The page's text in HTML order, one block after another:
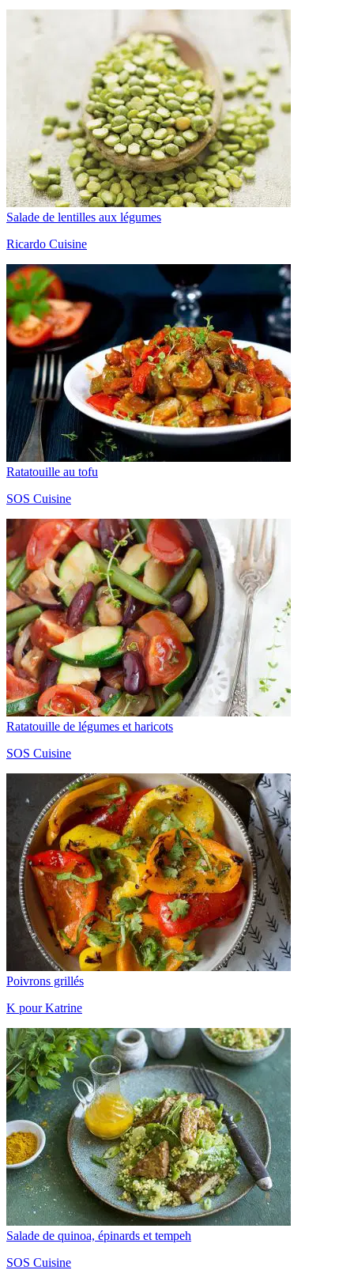
Salade de lentilles aux légumes
Ricardo Cuisine
Ratatouille au tofu
SOS Cuisine
Ratatouille de légumes et haricots
SOS Cuisine
Poivrons grillés
K pour Katrine
Salade de quinoa, épinards et tempeh
SOS Cuisine